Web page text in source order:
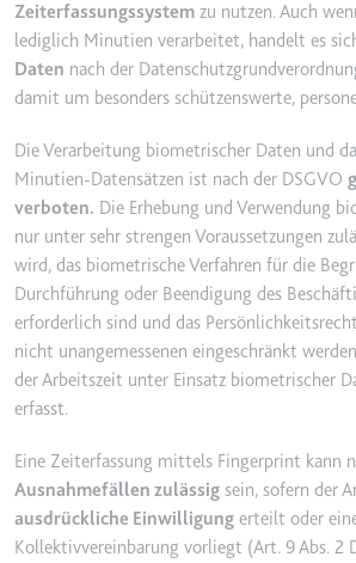
Ablauf:
2 Jahre
Typ:
HTTP-Cookie
Anbieter:
smartlaw.de
Zweck:
Wird verwendet, um
der Werbeaktivitäten
zu messen, indem
Conversion-Rate der
Website über mehrere
Ablauf:
3 Monate
_gcl_ls
Anbieter:
Zeiterfassungssystem zu nutzen. Auch
lediglich Minutien verarbeitet, handelt es
Daten nach der
damit um besonders schützenswerte,
Die Verarbeitung biometrischer Daten und
Minutien-Datensätzen ist nach der DSGVO
verboten. Die Erhebung und Verwendung
nur unter sehr strengen Voraussetzungen
wird, das biometrische Verfahren für die
Durchführung oder Beendigung des
erforderlich sind und das
nicht unangemessenen eingeschränkt
der Arbeitszeit unter Einsatz biometrischer
erfasst.
Eine Zeiterfassung mittels Fingerprint kann
Ausnahmefällen zulässig sein, sofern der
ausdrückliche Einwilligung erteilt oder
Kollektivvereinbarung vorliegt (Art. 9 Abs. 2